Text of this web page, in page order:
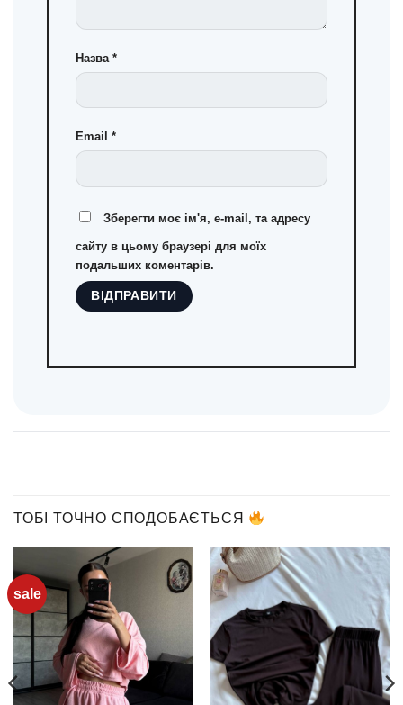
Назва *
Email *
Зберегти моє ім'я, e-mail, та адресу
сайту в цьому браузері для моїх
подальших коментарів.
ТОБІ ТОЧНО СПОДОБАЄТЬСЯ
sale